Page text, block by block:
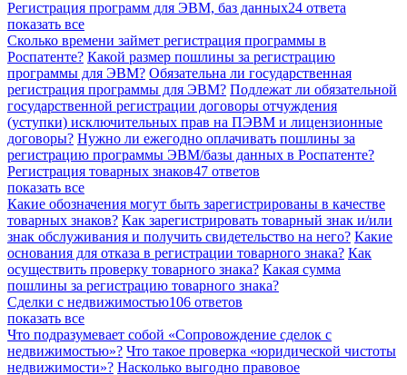
Регистрация программ для ЭВМ, баз данных24 ответа
показать все
Сколько времени займет регистрация программы в
Роспатенте? Какой размер пошлины за регистрацию
программы для ЭВМ? Обязательна ли государственная
регистрация программы для ЭВМ? Подлежат ли обязательной
государственной регистрации договоры отчуждения
(уступки) исключительных прав на ПЭВМ и лицензионные
договоры? Нужно ли ежегодно оплачивать пошлины за
регистрацию программы ЭВМ/базы данных в Роспатенте?
Регистрация товарных знаков47 ответов
показать все
Какие обозначения могут быть зарегистрированы в качестве
товарных знаков? Как зарегистрировать товарный знак и/или
знак обслуживания и получить свидетельство на него? Какие
основания для отказа в регистрации товарного знака? Как
осуществить проверку товарного знака? Какая сумма
пошлины за регистрацию товарного знака?
Сделки с недвижимостью106 ответов
показать все
Что подразумевает собой «Сопровождение сделок с
недвижимостью»? Что такое проверка «юридической чистоты
недвижимости»? Насколько выгодно правовое